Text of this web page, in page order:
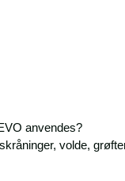
anvendes?
volde,